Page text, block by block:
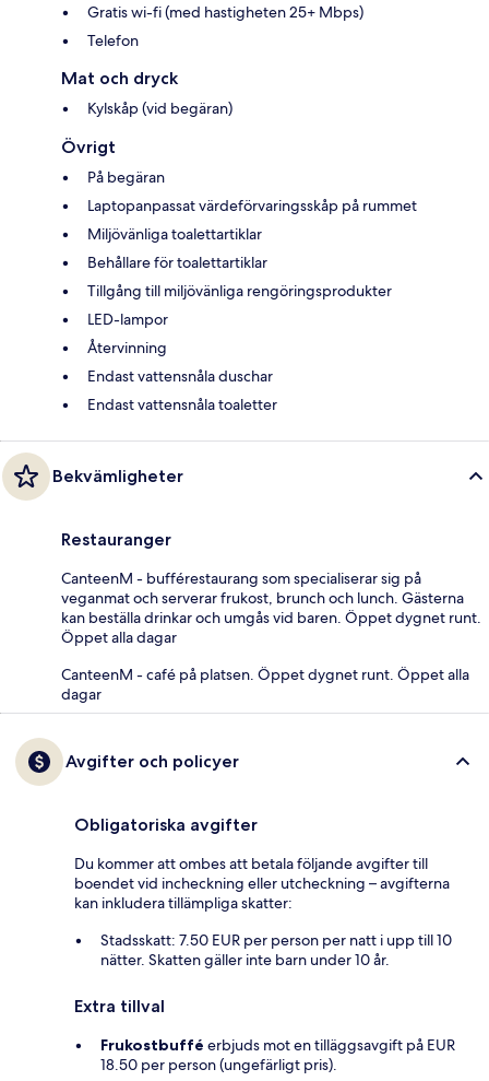
Gratis wi-fi (med hastigheten 25+ Mbps)
Telefon
Mat och dryck
Kylskåp (vid begäran)
Övrigt
På begäran
Laptopanpassat värdeförvaringsskåp på rummet
Miljövänliga toalettartiklar
Behållare för toalettartiklar
Tillgång till miljövänliga rengöringsprodukter
LED-lampor
Återvinning
Endast vattensnåla duschar
Endast vattensnåla toaletter
Bekvämligheter
Restauranger
CanteenM - bufférestaurang som specialiserar sig på
veganmat och serverar frukost, brunch och lunch. Gästerna
kan beställa drinkar och umgås vid baren. Öppet dygnet runt.
Öppet alla dagar
CanteenM - café på platsen. Öppet dygnet runt. Öppet alla
dagar
Avgifter och policyer
Obligatoriska avgifter
Du kommer att ombes att betala följande avgifter till
boendet vid incheckning eller utcheckning – avgifterna
kan inkludera tillämpliga skatter:
Stadsskatt: 7.50 EUR per person per natt i upp till 10
nätter. Skatten gäller inte barn under 10 år.
Extra tillval
Frukostbuffé erbjuds mot en tilläggsavgift på EUR
18.50 per person (ungefärligt pris).